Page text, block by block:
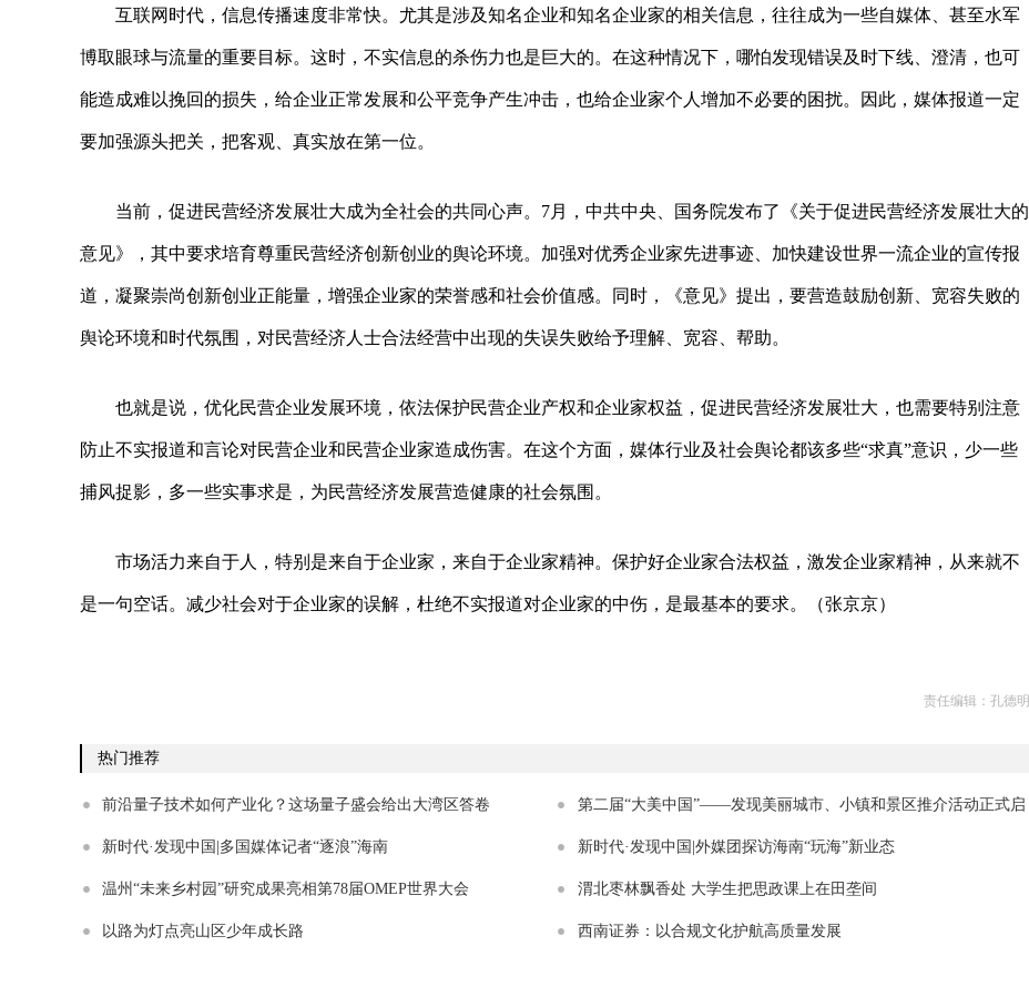
互联网时代，信息传播速度非常快。尤其是涉及知名企业和知名企业家的相关信息，往往成为一些自媒体、甚至水军
博取眼球与流量的重要目标。这时，不实信息的杀伤力也是巨大的。在这种情况下，哪怕发现错误及时下线、澄清，也可
能造成难以挽回的损失，给企业正常发展和公平竞争产生冲击，也给企业家个人增加不必要的困扰。因此，媒体报道一定
要加强源头把关，把客观、真实放在第一位。
当前，促进民营经济发展壮大成为全社会的共同心声。7月，中共中央、国务院发布了《关于促进民营经济发展壮大的
意见》，其中要求培育尊重民营经济创新创业的舆论环境。加强对优秀企业家先进事迹、加快建设世界一流企业的宣传报
道，凝聚崇尚创新创业正能量，增强企业家的荣誉感和社会价值感。同时，《意见》提出，要营造鼓励创新、宽容失败的
舆论环境和时代氛围，对民营经济人士合法经营中出现的失误失败给予理解、宽容、帮助。
也就是说，优化民营企业发展环境，依法保护民营企业产权和企业家权益，促进民营经济发展壮大，也需要特别注意
防止不实报道和言论对民营企业和民营企业家造成伤害。在这个方面，媒体行业及社会舆论都该多些“求真”意识，少一些
捕风捉影，多一些实事求是，为民营经济发展营造健康的社会氛围。
市场活力来自于人，特别是来自于企业家，来自于企业家精神。保护好企业家合法权益，激发企业家精神，从来就不
是一句空话。减少社会对于企业家的误解，杜绝不实报道对企业家的中伤，是最基本的要求。（张京京）
责任编辑：孔德明
热门推荐
前沿量子技术如何产业化？这场量子盛会给出大湾区答卷 第二届“大美中国”——发现美丽城市、小镇和景区推介活动正式启
动
新时代·发现中国|多国媒体记者“逐浪”海南 新时代·发现中国|外媒团探访海南“玩海”新业态
温州“未来乡村园”研究成果亮相第78届OMEP世界大会 渭北枣林飘香处 大学生把思政课上在田垄间
以路为灯点亮山区少年成长路 西南证券：以合规文化护航高质量发展